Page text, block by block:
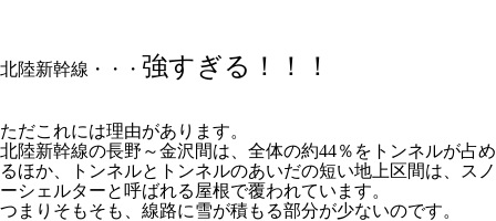
北陸新幹線・・・ 強すぎる！！！
ただこれには理由があります。
北陸新幹線の長野～金沢間は、全体の約44％をトンネルが占め
るほか、トンネルとトンネルのあいだの短い地上区間は、スノ
ーシェルターと呼ばれる屋根で覆われています。
つまりそもそも、線路に雪が積もる部分が少ないのです。